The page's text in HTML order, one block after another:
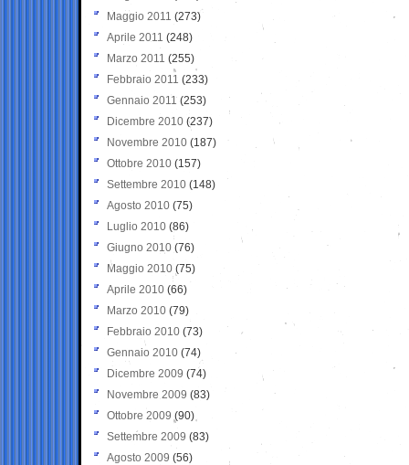
Maggio 2011 (273)
Aprile 2011 (248)
Marzo 2011 (255)
Febbraio 2011 (233)
Gennaio 2011 (253)
Dicembre 2010 (237)
Novembre 2010 (187)
Ottobre 2010 (157)
Settembre 2010 (148)
Agosto 2010 (75)
Luglio 2010 (86)
Giugno 2010 (76)
Maggio 2010 (75)
Aprile 2010 (66)
Marzo 2010 (79)
Febbraio 2010 (73)
Gennaio 2010 (74)
Dicembre 2009 (74)
Novembre 2009 (83)
Ottobre 2009 (90)
Settembre 2009 (83)
Agosto 2009 (56)